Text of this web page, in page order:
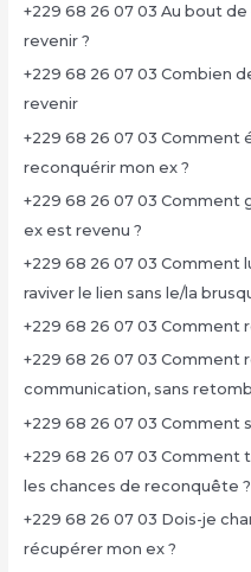
+229 68 26 07 03 Au bout
revenir ?
+229 68 26 07 03 Combien
revenir
+229 68 26 07 03 Comment
reconquérir mon ex ?
+229 68 26 07 03 Comment
ex est revenu ?
+229 68 26 07 03 Comment
raviver le lien sans le/la
+229 68 26 07 03 Comment
+229 68 26 07 03 Comment
communication, sans
+229 68 26 07 03 Comment
+229 68 26 07 03 Comment
les chances de reconquête ?
+229 68 26 07 03 Dois-je
récupérer mon ex ?